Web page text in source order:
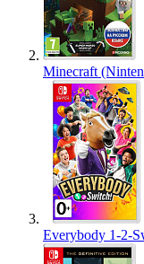
Minecraft
Everybody 1-2-